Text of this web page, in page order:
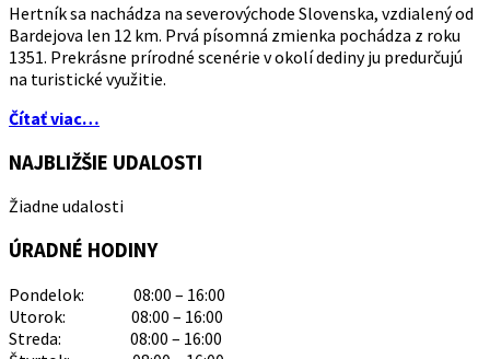
Hertník sa nachádza na severovýchode Slovenska, vzdialený od
Bardejova len 12 km. Prvá písomná zmienka pochádza z roku
1351. Prekrásne prírodné scenérie v okolí dediny ju predurčujú
na turistické využitie.
Čítať viac…
NAJBLIŽŠIE UDALOSTI
Žiadne udalosti
ÚRADNÉ HODINY
Pondelok: 08:00 – 16:00
Utorok: 08:00 – 16:00
Streda: 08:00 – 16:00